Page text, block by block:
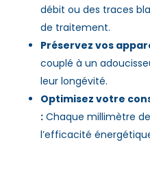
débit ou des traces
de traitement.
Préservez vos
couplé à un
leur longévité.
Optimisez votre
:Chaque millimètre
l’efficacité